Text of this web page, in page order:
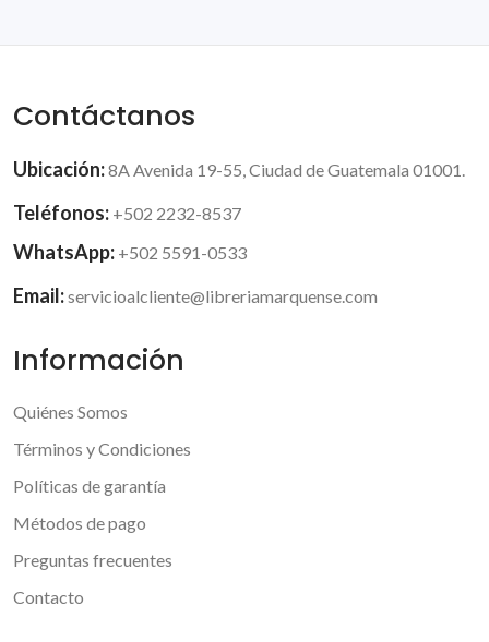
Contáctanos
Ubicación:8A Avenida 19-55, Ciudad de Guatemala 01001.
Teléfonos: +502 2232-8537
WhatsApp: +502 5591-0533
Email:servicioalcliente@libreriamarquense.com
Información
Quiénes Somos
Términos y Condiciones
Políticas de garantía
Métodos de pago
Preguntas frecuentes
Contacto